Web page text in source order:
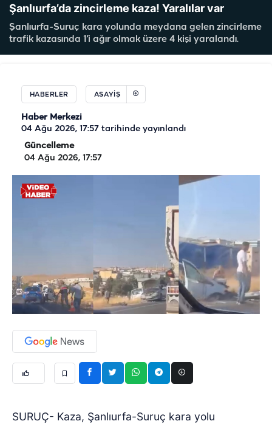
Şanlıurfa’da zincirleme kaza! Yaralılar var
Şanlıurfa-Suruç kara yolunda meydana gelen zincirleme
trafik kazasında 1’i ağır olmak üzere 4 kişi yaralandı.
HABERLER ASAYIŞ
Haber Merkezi
04 Ağu 2026, 17:57 tarihinde yayınlandı
Güncelleme
04 Ağu 2026, 17:57
SURUÇ- Kaza, Şanlıurfa-Suruç kara yolu